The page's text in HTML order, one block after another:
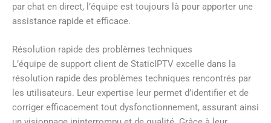
par chat en direct, l’équipe est toujours là pour apporter une
assistance rapide et efficace.
Résolution rapide des problèmes techniques
L’équipe de support client de StaticIPTV excelle dans la
résolution rapide des problèmes techniques rencontrés par
les utilisateurs. Leur expertise leur permet d’identifier et de
corriger efficacement tout dysfonctionnement, assurant ainsi